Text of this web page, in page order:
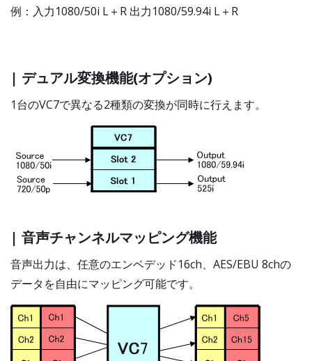
例：入力1080/50i L＋R 出力1080/59.94i L＋R
| デュアル変換機能(オプション)
1台のVC7で異なる2種類の変換が同時に行えます。
| 音声チャンネルマッピング機能
音声出力は、任意のエンベデッド16ch、AES/EBU 8chの
データを自由にマッピング可能です。